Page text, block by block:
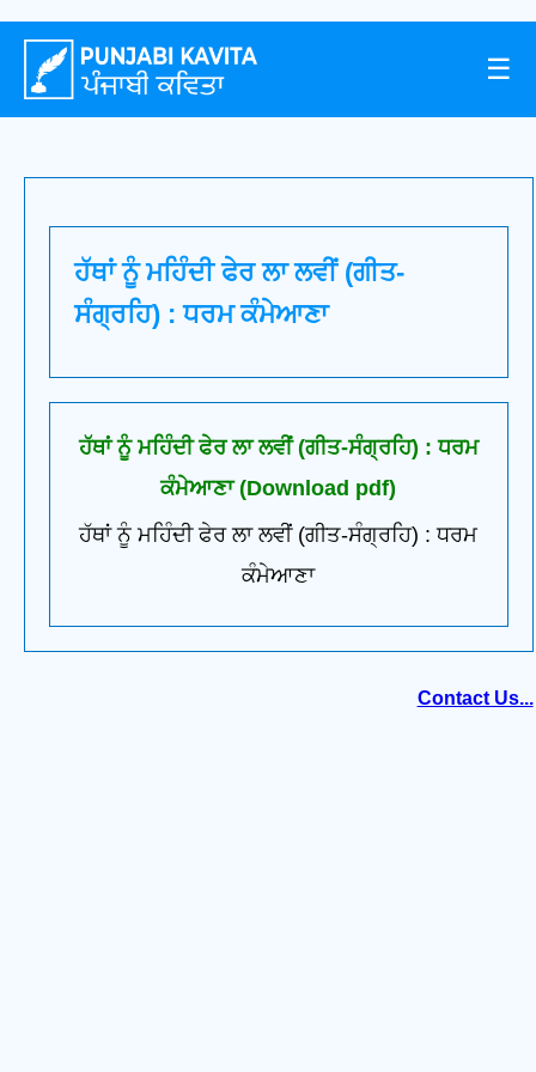
☰
ਹੱਥਾਂ ਨੂੰ ਮਹਿੰਦੀ ਫੇਰ ਲਾ ਲਵੀਂ (ਗੀਤ-
ਸੰਗ੍ਰਹਿ) : ਧਰਮ ਕੰਮੇਆਣਾ
ਹੱਥਾਂ ਨੂੰ ਮਹਿੰਦੀ ਫੇਰ ਲਾ ਲਵੀਂ (ਗੀਤ-ਸੰਗ੍ਰਹਿ) : ਧਰਮ
ਕੰਮੇਆਣਾ (Download pdf)
ਹੱਥਾਂ ਨੂੰ ਮਹਿੰਦੀ ਫੇਰ ਲਾ ਲਵੀਂ (ਗੀਤ-ਸੰਗ੍ਰਹਿ) : ਧਰਮ
ਕੰਮੇਆਣਾ
Contact Us...